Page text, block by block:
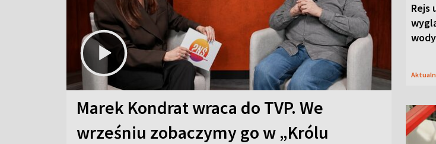
Marek Kondrat wraca do TVP. We
wrześniu zobaczymy go w „Królu
Rejs
wody